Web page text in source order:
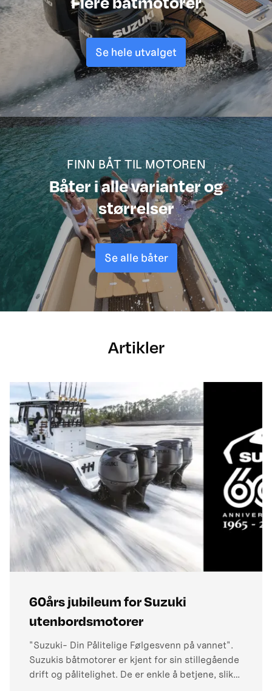
Se hele utvalget
FINN BÅT TIL MOTOREN
Båter i alle varianter og
størrelser
Se alle båter
Artikler
60års jubileum for Suzuki
utenbordsmotorer
"Suzuki- Din Pålitelige Følgesvenn på vannet".
Suzukis båtmotorer er kjent for sin stillegående
drift og pålitelighet. De er enkle å betjene, slik